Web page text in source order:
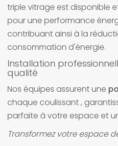
triple vitrage est disponible
pour une performance
contribuant ainsi à la
consommation d'énergie.
Installation
qualité
Nos équipes assurent une
chaque coulissant ,
parfaite à votre espace et
Transformez votre espace